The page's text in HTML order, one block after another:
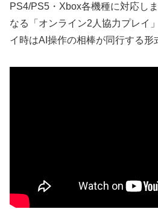
PS4/PS5・Xbox各機種に対応し
なる「オンライン2人協力プレイ
イ時はAI操作の相棒が同行する形